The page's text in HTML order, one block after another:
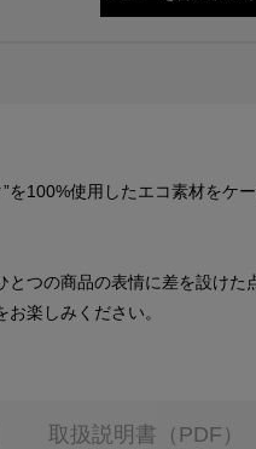
100%使用したエコ素材をケ
つの商品の表情に差を設けた
楽しみください。
取扱説明書（PDF）